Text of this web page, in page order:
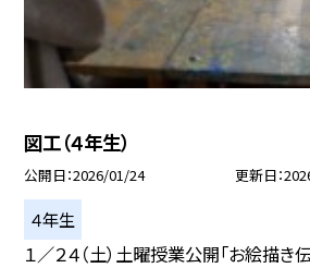
図工（４年生）
公開日 2026/01/24 更新日
４年生
１／２４（土）土曜授業公開「お絵描き